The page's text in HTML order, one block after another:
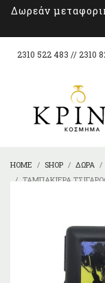
Δωρεάν
2310 522 483 // 2310
HOME SHOP ΔΏΡΑ
ΤΑΜΠΑΚΙΈΡΑ